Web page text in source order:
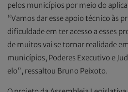
pelos municípios por meio do
“Vamos dar esse apoio técnico às
dificuldade em ter acesso a esses
de muitos vai se tornar realidade
municípios, Poderes Executivo e
elo”, ressaltou Bruno Peixoto.